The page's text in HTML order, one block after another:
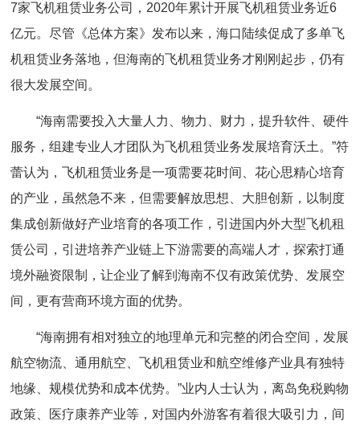
7家飞机租赁业务公司，2020年累计开展飞机租赁业务近6
亿元。尽管《总体方案》发布以来，海口陆续促成了多单飞
机租赁业务落地，但海南的飞机租赁业务才刚刚起步，仍有
很大发展空间。
“海南需要投入大量人力、物力、财力，提升软件、硬件
服务，组建专业人才团队为飞机租赁业务发展培育沃土。”符
蕾认为，飞机租赁业务是一项需要花时间、花心思精心培育
的产业，虽然急不来，但需要解放思想、大胆创新，以制度
集成创新做好产业培育的各项工作，引进国内外大型飞机租
赁公司，引进培养产业链上下游需要的高端人才，探索打通
境外融资限制，让企业了解到海南不仅有政策优势、发展空
间，更有营商环境方面的优势。
“海南拥有相对独立的地理单元和完整的闭合空间，发展
航空物流、通用航空、飞机租赁业和航空维修产业具有独特
地缘、规模优势和成本优势。”业内人士认为，离岛免税购物
政策、医疗康养产业等，对国内外游客有着很大吸引力，间